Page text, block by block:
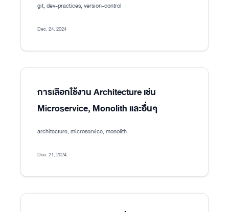
git, dev-practices, version-control
Dec. 24, 2024
การเลือกใช้งาน Architecture เช่น
Microservice, Monolith และอื่นๆ
architecture, microservice, monolith
Dec. 21, 2024